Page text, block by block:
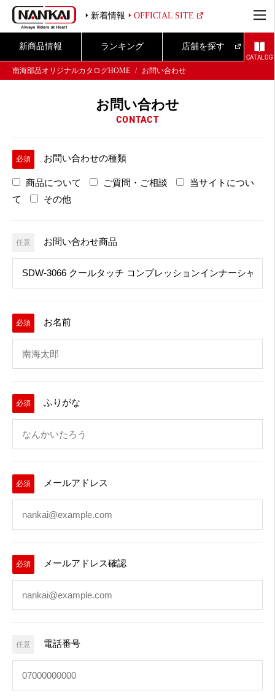
新着情報 OFFICIAL SITE
新商品情報 ランキング 店舗を探す
CATALOG
南海部品オリジナルカタログHOME
お問い合わせ
お問い合わせ
CONTACT
必須 お問い合わせの種類
商品について ご質問・ご相談
当サイトについ
て
その他
任意 お問い合わせ商品
必須 お名前
必須 ふりがな
必須 メールアドレス
必須 メールアドレス確認
任意 電話番号